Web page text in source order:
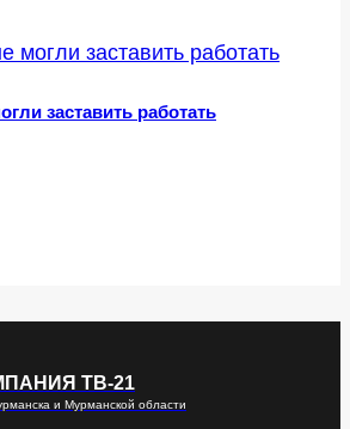
заставить работать
ТВ-21
и Мурманской области